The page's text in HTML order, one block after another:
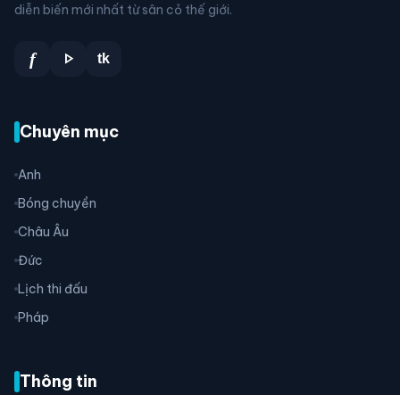
diễn biến mới nhất từ sân cỏ thế giới.
f play_arrow tk
Chuyên mục
Anh
Bóng chuyền
Châu Âu
Đức
Lịch thi đấu
Pháp
Thông tin